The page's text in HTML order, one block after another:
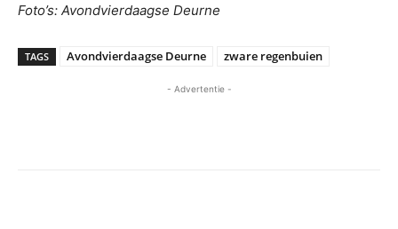
Foto’s: Avondvierdaagse Deurne
TAGS Avondvierdaagse Deurne zware regenbuien
- Advertentie -